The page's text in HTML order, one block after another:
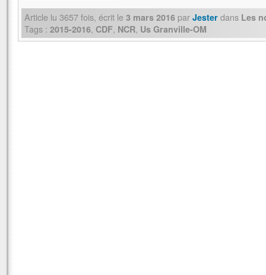
Article lu 3657fois, écrit le 3 mars 2016 par Jester dans Les
Tags : 2015-2016, CDF, NCR, Us Granville-OM